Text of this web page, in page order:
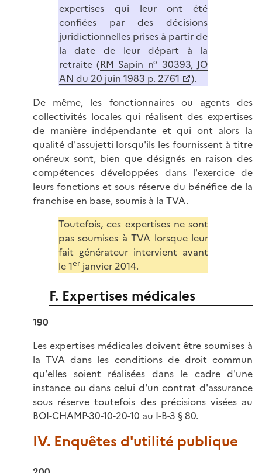
expertises qui leur ont été
confiées par des décisions
juridictionnelles prises à partir de
la date de leur départ à la
retraite (RM Sapin n° 30393, JO
AN du 20 juin 1983 p. 2761
).
De même, les fonctionnaires ou agents des
collectivités locales qui réalisent des expertises
de manière indépendante et qui ont alors la
qualité d'assujetti lorsqu'ils les fournissent à titre
onéreux sont, bien que désignés en raison des
compétences développées dans l'exercice de
leurs fonctions et sous réserve du bénéfice de la
franchise en base, soumis à la TVA.
Toutefois, ces expertises ne sont
pas soumises à TVA lorsque leur
fait générateur intervient avant
le 1erjanvier 2014.
F. Expertises médicales
190
Les expertises médicales doivent être soumises à
la TVA dans les conditions de droit commun
qu'elles soient réalisées dans le cadre d'une
instance ou dans celui d'un contrat d'assurance
sous réserve toutefois des précisions visées au
BOI-CHAMP-30-10-20-10 au I-B-3 § 80.
IV. Enquêtes d'utilité publique